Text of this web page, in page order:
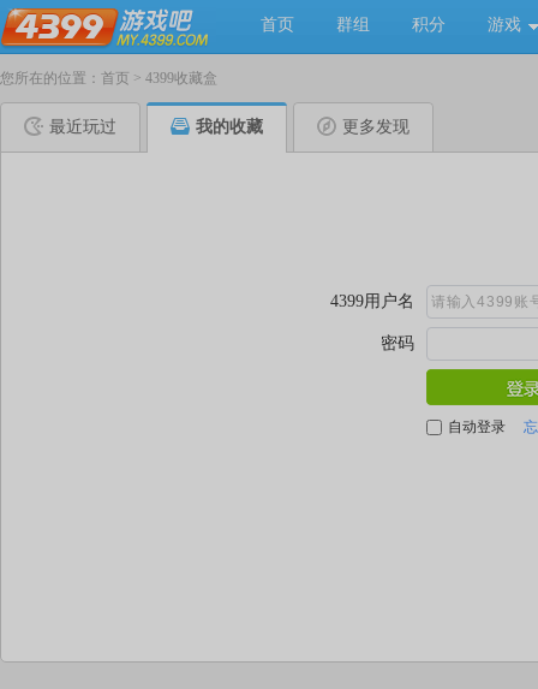
首页 群组 积分 游戏
您所在的位置： 首页 > 4399收藏盒
最近玩过 我的收藏 更多发现